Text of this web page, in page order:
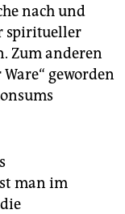
nach und
spiritueller
Zum anderen
geworden
man im